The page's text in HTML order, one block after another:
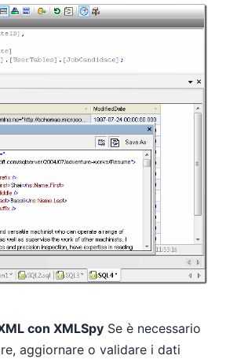
con XMLSpy Se è necessario
aggiornare o validare i dati